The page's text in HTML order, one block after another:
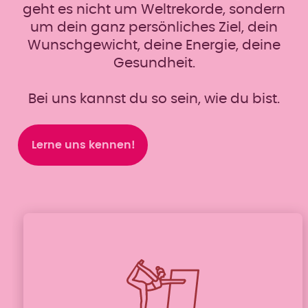
geht es nicht um Weltrekorde, sondern
um dein ganz persönliches Ziel, dein
Wunschgewicht, deine Energie, deine
Gesundheit.
Bei uns kannst du so sein, wie du bist.
Lerne uns kennen!